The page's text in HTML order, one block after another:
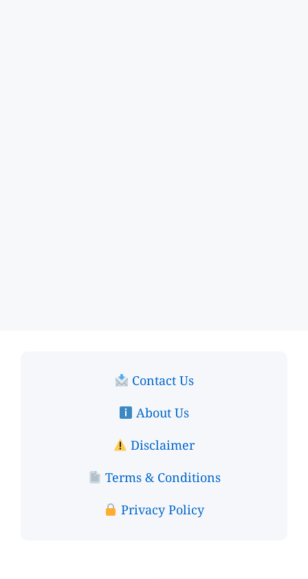
Contact Us
About Us
Disclaimer
Terms & Conditions
Privacy Policy